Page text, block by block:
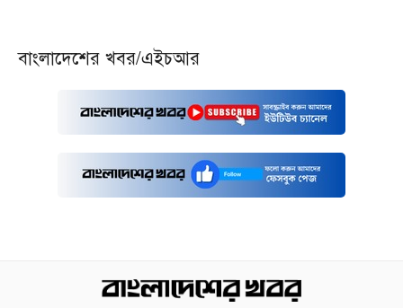
বাংলাদেশের খবর/এইচআর